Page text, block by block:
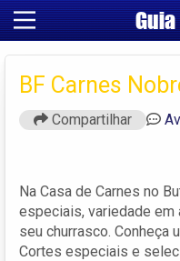
BF Carnes
Compartilhar
Na Casa de Carnes no
especiais, variedade em
seu churrasco. Conheça
Cortes especiais e